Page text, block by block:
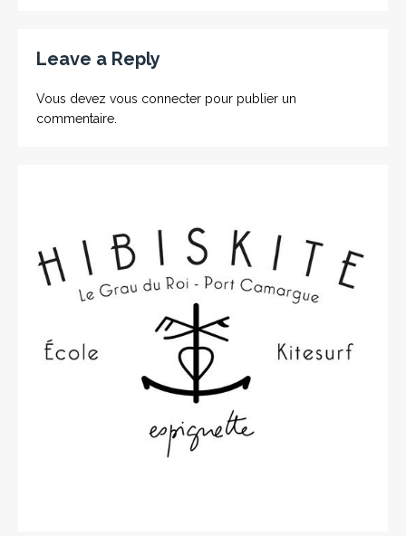
Leave a Reply
Vous devez vous connecter pour publier un
commentaire.